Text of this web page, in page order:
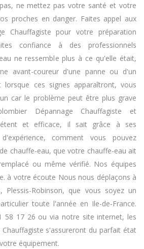
ne mettez pas votre santé et votre
proches en danger. Faites appel aux
Chauffagiste pour votre préparation
confiance à des professionnels
ne ressemble plus à ce qu'elle était,
avant-coureur d'une panne ou d'un
lorsque ces signes apparaîtront, vous
car le problème peut être plus grave
Dépannage Chauffagiste et
et efficace, il sait grâce à ses
comment vous pouvez
chauffe-eau, que votre chauffe-eau ait
ou même vérifié. Nos équipes
à votre écoute Nous nous déplaçons à
Plessis-Robinson, que vous soyez un
toute l'année en Ile-de-France.
58 17 26 ou via notre site internet, les
s'assureront du parfait état
équipement.